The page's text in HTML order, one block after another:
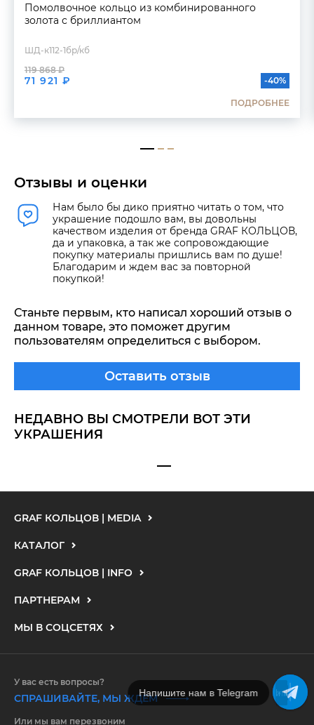
Помолвочное кольцо из комбинированного
золота с бриллиантом
ШД-к112-1бр/кб
71 921 ₽
119 868 ₽
-40%
ПОДРОБНЕЕ
Отзывы и оценки
Нам было бы дико приятно читать о том, что
украшение подошло вам, вы довольны
качеством изделия от бренда GRAF КОЛЬЦОВ,
да и упаковка, а так же сопровождающие
покупку материалы пришлись вам по душе!
Благодарим и ждем вас за повторной
покупкой!
Оставить отзыв
Станьте первым, кто написал хороший отзыв о
данном товаре, это поможет другим
пользователям определиться с выбором.
НЕДАВНО ВЫ СМОТРЕЛИ ВОТ ЭТИ
УКРАШЕНИЯ
GRAF КОЛЬЦОВ | MEDIA
КАТАЛОГ
GRAF КОЛЬЦОВ | INFO
ПАРТНЕРАМ
МЫ В СОЦСЕТЯХ
У вас есть вопросы?
СПРАШИВАЙТЕ, МЫ ЖДЕМ
Или мы вам перезвоним
Напишите нам в MAX